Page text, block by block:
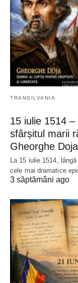
TRANSILVANIA
15 iulie 1514
sfârșitul marii
Gheorghe Doja
La 15 iulie 1514,
cele mai dramatice
3 săptămâni ago